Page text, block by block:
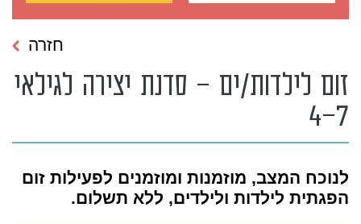
זום לילדות/ים – סדנת יצירה לגילאי
4-7
חזרה
לנוכח המצב, מוזמנות ומוזמנים לפעילות זום
הפגתית לילדות ולילדים, ללא תשלום.